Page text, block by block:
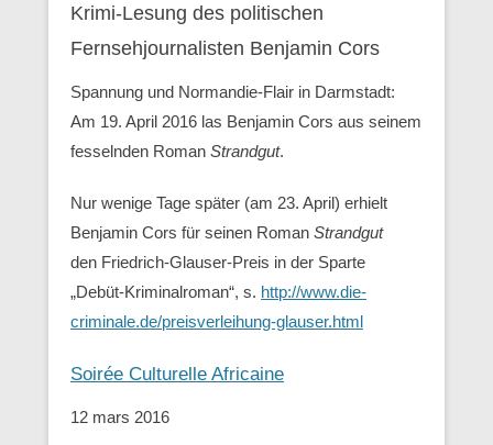
Krimi-Lesung des politischen
Fernsehjournalisten Benjamin Cors
Spannung und Normandie-Flair in Darmstadt:
Am 19. April 2016 las Benjamin Cors aus seinem
fesselnden Roman Strandgut.
Nur wenige Tage später (am 23. April) erhielt
Benjamin Cors für seinen Roman Strandgut
den Friedrich-Glauser-Preis in der Sparte
„Debüt-Kriminalroman“, s. http://www.die-
criminale.de/preisverleihung-glauser.html
Soirée Culturelle Africaine
12 mars 2016